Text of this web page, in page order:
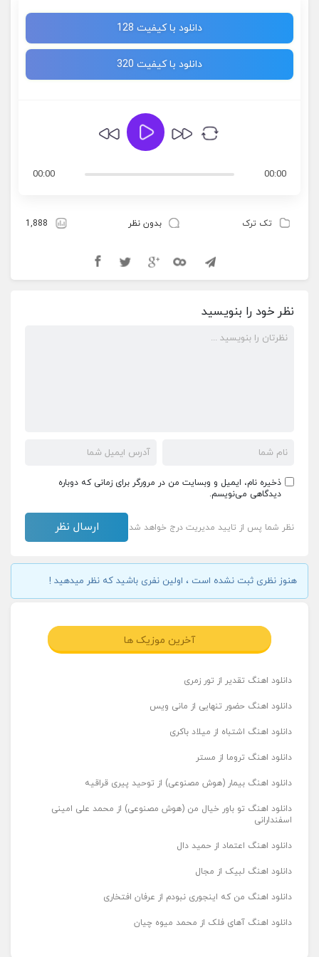
دانلود با کیفیت 128
دانلود با کیفیت 320
00:00
00:00
تک ترک بدون نظر 1,888
نظر خود را بنویسید
ذخیره نام، ایمیل و وبسایت من در مرورگر برای زمانی که دوباره
دیدگاهی می‌نویسم.
نظر شما پس از تایید مدیریت درج خواهد شد
هنوز نظری ثبت نشده است ، اولین نفری باشید که نظر میدهید !
آخرین موزیک ها
دانلود اهنگ تقدیر از تور زمری
دانلود اهنگ حضور تنهایی از مانی ویس
دانلود اهنگ اشتباه از میلاد باکری
دانلود اهنگ تروما از مستر
دانلود اهنگ بیمار (هوش مصنوعی) از توحید پیری قراقیه
دانلود اهنگ تو باور خیال من (هوش مصنوعی) از محمد علی امینی
اسفندارانی
دانلود اهنگ اعتماد از حمید دال
دانلود اهنگ لبیک از مجال
دانلود اهنگ من که اینجوری نبودم از عرفان افتخاری
دانلود اهنگ آهای فلک از محمد میوه چیان